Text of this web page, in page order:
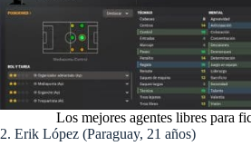
Los mejores agentes libres para
2. Erik López (Paraguay, 21 años)